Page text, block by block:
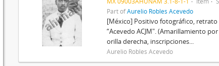
Part ofAurelio Robles Acevedo
[México] Positivo fotográfico, retrato
“Acevedo ACJM". (Amarillamiento
orilla derecha, inscripciones...
Aurelio Robles Acevedo